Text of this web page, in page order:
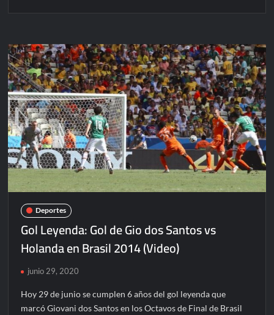
gana
a
Ronaldinho!
Y
las
domina
fácilmente
(VÍDEO)
Deportes
Gol Leyenda: Gol de Gio dos Santos vs
Holanda en Brasil 2014 (Video)
junio 29, 2020
Hoy 29 de junio se cumplen 6 años del gol leyenda que
marcó Giovani dos Santos en los Octavos de Final de Brasil